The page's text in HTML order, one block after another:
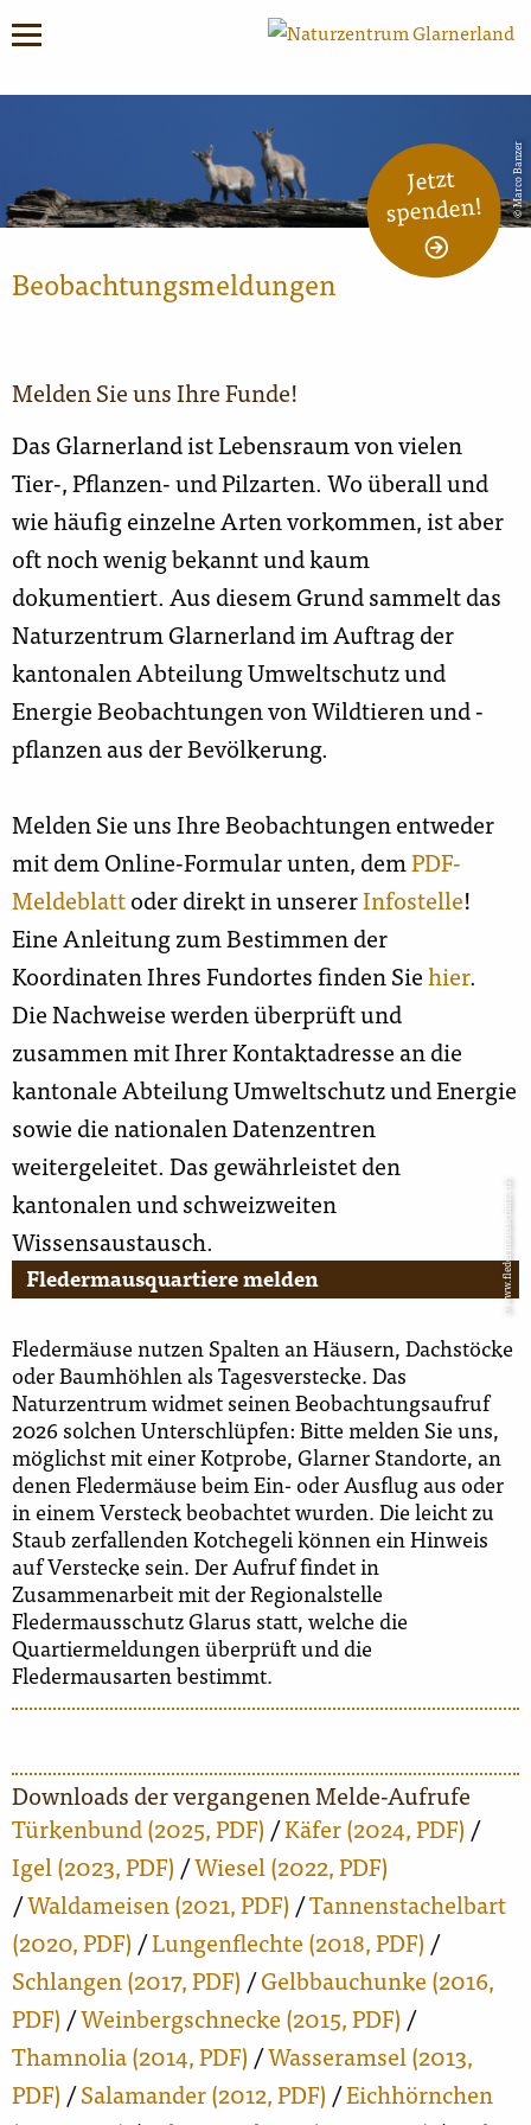
© Marco Banzer
Jetzt
spenden!
Beobachtungsmeldungen
Melden Sie uns Ihre Funde!
Das Glarnerland ist Lebensraum von vielen
Tier-, Pflanzen- und Pilzarten. Wo überall und
wie häufig einzelne Arten vorkommen, ist aber
oft noch wenig bekannt und kaum
dokumentiert. Aus diesem Grund sammelt das
Naturzentrum Glarnerland im Auftrag der
kantonalen Abteilung Umweltschutz und
Energie Beobachtungen von Wildtieren und -
pflanzen aus der Bevölkerung.
Melden Sie uns Ihre Beobachtungen entweder
mit dem Online-Formular unten, demPDF-
Meldeblattoder direkt in unsererInfostelle!
Eine Anleitung zum Bestimmen der
Koordinaten Ihres Fundortes finden Siehier.
Die Nachweise werden überprüft und
zusammen mit Ihrer Kontaktadresse an die
kantonale Abteilung Umweltschutz und Energie
sowie die nationalen Datenzentren
weitergeleitet. Das gewährleistet den
kantonalen und schweizweiten
Wissensaustausch.
Fledermausquartiere melden © www.fledermausschutz.ch
Fledermäuse nutzen Spalten an Häusern, Dachstöcke
oder Baumhöhlen als Tagesverstecke. Das
Naturzentrum widmet seinen Beobachtungsaufruf
2026 solchen Unterschlüpfen: Bitte melden Sie uns,
möglichst mit einer Kotprobe, Glarner Standorte, an
denen Fledermäuse beim Ein- oder Ausflug aus oder
in einem Versteck beobachtet wurden. Die leicht zu
Staub zerfallenden Kotchegeli können ein Hinweis
auf Verstecke sein. Der Aufruf findet in
Zusammenarbeit mit der Regionalstelle
Fledermausschutz Glarus statt, welche die
Quartiermeldungen überprüft und die
Fledermausarten bestimmt.
Downloads der vergangenen Melde-Aufrufe
Türkenbund (2025, PDF) /Käfer (2024, PDF) /
Igel (2023, PDF) /Wiesel (2022, PDF)
/Waldameisen (2021, PDF) /Tannenstachelbart
(2020, PDF) /Lungenflechte (2018, PDF) /
Schlangen (2017, PDF) /Gelbbauchunke (2016,
PDF) /Weinbergschnecke (2015, PDF) /
Thamnolia (2014, PDF) /Wasseramsel (2013,
PDF) /Salamander (2012, PDF) /Eichhörnchen